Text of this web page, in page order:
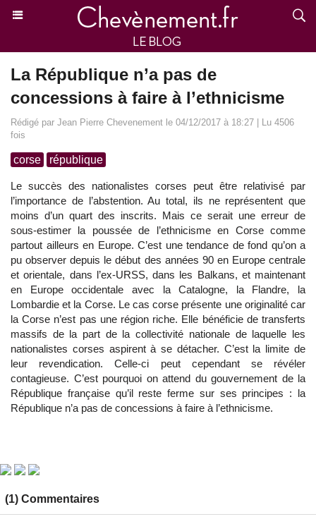
La République n’a pas de
concessions à faire à l’ethnicisme
Rédigé par Jean Pierre Chevenement le 04/12/2017 à 18:27 | Lu 4506
fois
corse république
Le succès des nationalistes corses peut être relativisé par
l’importance de l’abstention. Au total, ils ne représentent que
moins d’un quart des inscrits. Mais ce serait une erreur de
sous-estimer la poussée de l’ethnicisme en Corse comme
partout ailleurs en Europe. C’est une tendance de fond qu’on a
pu observer depuis le début des années 90 en Europe centrale
et orientale, dans l’ex-URSS, dans les Balkans, et maintenant
en Europe occidentale avec la Catalogne, la Flandre, la
Lombardie et la Corse. Le cas corse présente une originalité car
la Corse n’est pas une région riche. Elle bénéficie de transferts
massifs de la part de la collectivité nationale de laquelle les
nationalistes corses aspirent à se détacher. C’est la limite de
leur revendication. Celle-ci peut cependant se révéler
contagieuse. C’est pourquoi on attend du gouvernement de la
République française qu’il reste ferme sur ses principes : la
République n’a pas de concessions à faire à l’ethnicisme.
(1) Commentaires